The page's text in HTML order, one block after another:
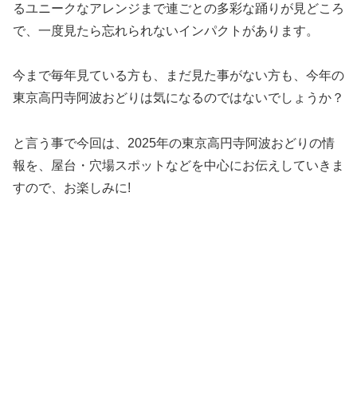
るユニークなアレンジまで連ごとの多彩な踊りが見どころ
で、一度見たら忘れられないインパクトがあります。
今まで毎年見ている方も、まだ見た事がない方も、今年の
東京高円寺阿波おどりは気になるのではないでしょうか？
と言う事で今回は、2025年の東京高円寺阿波おどりの情
報を、屋台・穴場スポットなどを中心にお伝えしていきま
すので、お楽しみに!